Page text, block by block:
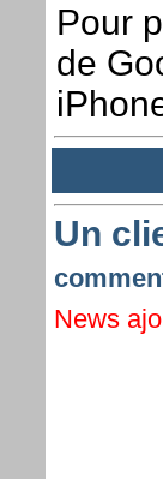
Pour
de
Un
News